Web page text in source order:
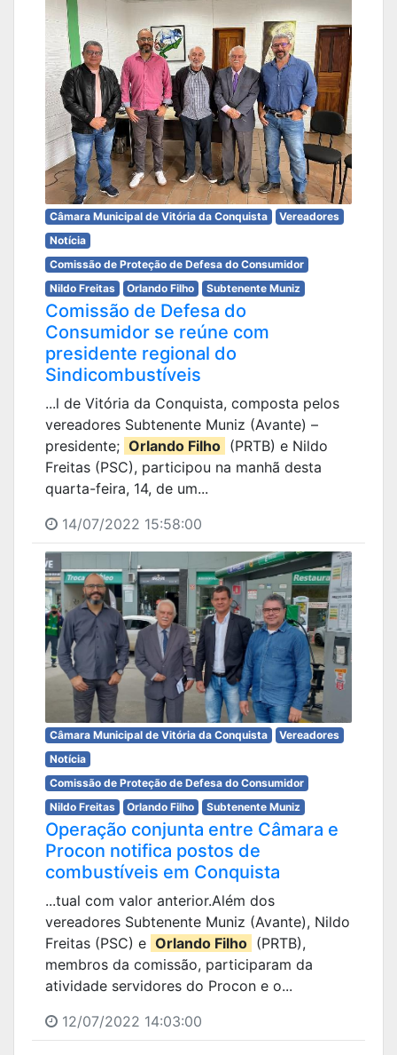
Câmara Municipal de Vitória da Conquista
Vereadores
Notícia
Comissão de Proteção de Defesa do Consumidor
Nildo Freitas
Orlando Filho Subtenente Muniz
Comissão de Defesa do
Consumidor se reúne com
presidente regional do
Sindicombustíveis
...l de Vitória da Conquista, composta pelos
vereadores Subtenente Muniz (Avante) –
presidente; Orlando Filho (PRTB) e Nildo
Freitas (PSC), participou na manhã desta
quarta-feira, 14, de um...
14/07/2022 15:58:00
Câmara Municipal de Vitória da Conquista
Vereadores
Notícia
Comissão de Proteção de Defesa do Consumidor
Nildo Freitas
Orlando Filho Subtenente Muniz
Operação conjunta entre Câmara e
Procon notifica postos de
combustíveis em Conquista
...tual com valor anterior.Além dos
vereadores Subtenente Muniz (Avante), Nildo
Freitas (PSC) e Orlando Filho (PRTB),
membros da comissão, participaram da
atividade servidores do Procon e o...
12/07/2022 14:03:00